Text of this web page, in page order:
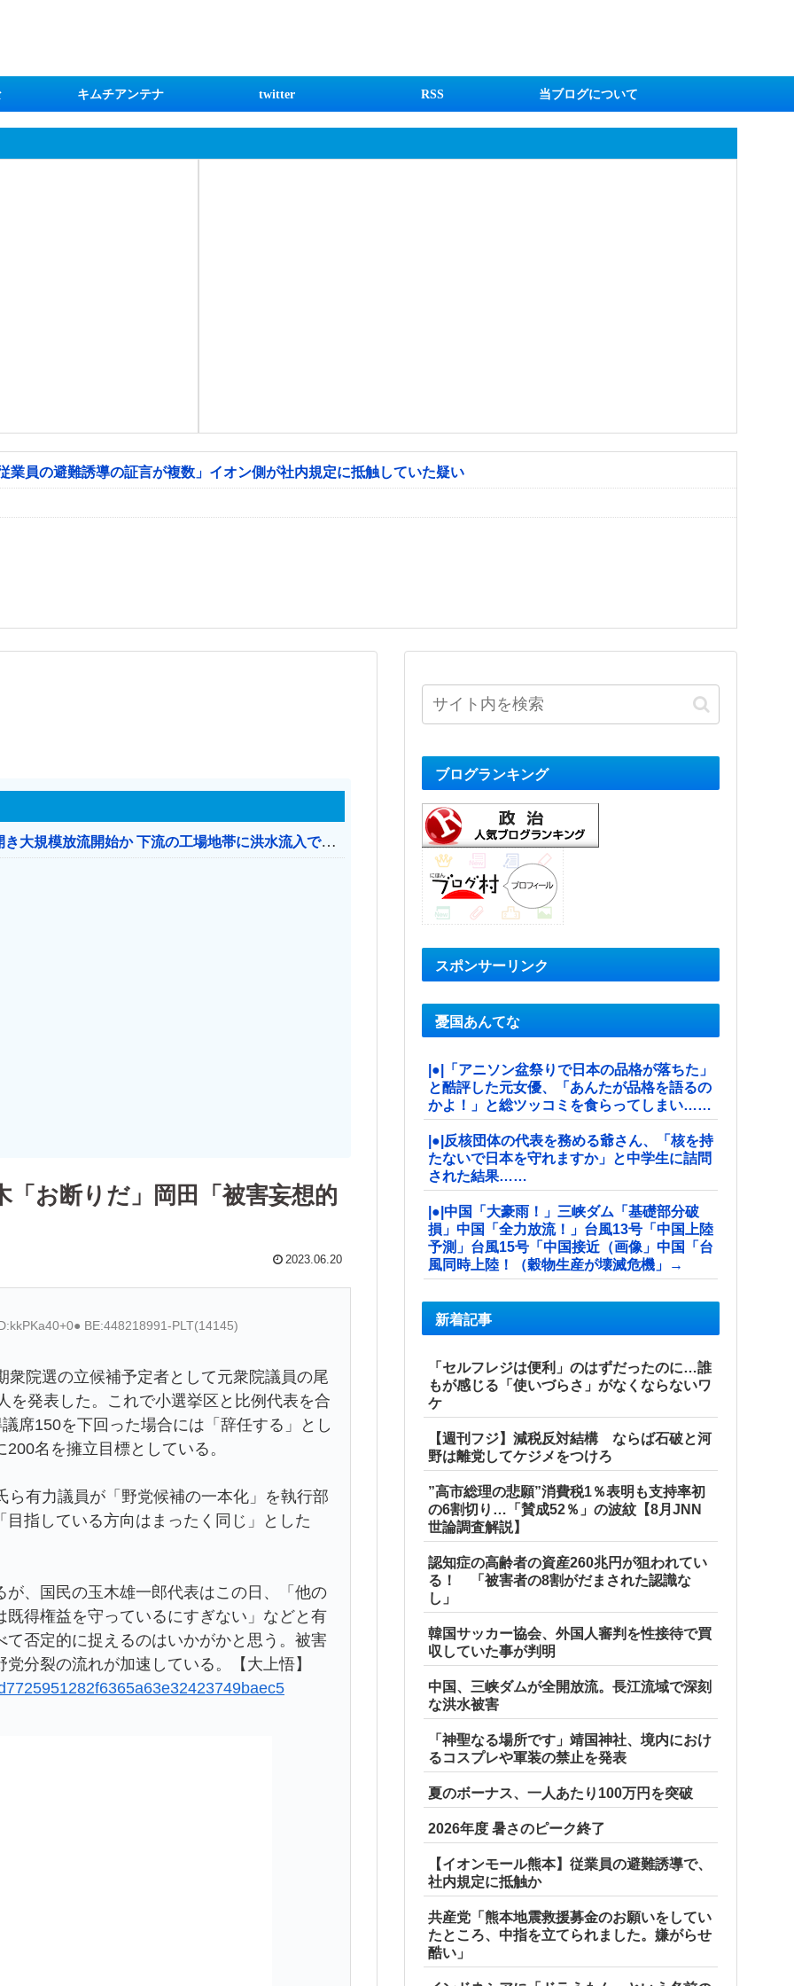
キムチアンテナ twitter RSS 当ブログについて
業員の避難誘導の証言が複数」イオン側が社内規定に抵触していた疑い
【おわった】 三峡ダム、豪雨で13基の水門を開き大規模放流開始か 下流の工場地帯に洪水流入で崩壊はじまる
お断りだ」岡田「被害妄想的
2023.06.20
BE:448218991-PLT(14145)
院選の立候補予定者として元衆院議員の尾
を発表した。これで小選挙区と比例代表を合
席150を下回った場合には「辞任する」とし
名を擁立目標としている。
有力議員が「野党候補の一本化」を執行部
指している方向はまったく同じ」とした
、国民の玉木雄一郎代表はこの日、「他の
得権益を守っているにすぎない」などと有
否定的に捉えるのはいかがかと思う。被害
分裂の流れが加速している。【大上悟】
ブログランキング
スポンサーリンク
憂国あんてな
|●|「アニソン盆祭りで日本の品格が落ちた」
と酷評した元女優、「あんたが品格を語るの
かよ！」と総ツッコミを食らってしまい……
|●|反核団体の代表を務める爺さん、「核を持
たないで日本を守れますか」と中学生に詰問
された結果……
|●|中国「大豪雨！」三峡ダム「基礎部分破
損」中国「全力放流！」台風13号「中国上陸
予測」台風15号「中国接近（画像」中国「台
風同時上陸！（穀物生産が壊滅危機」→
新着記事
「セルフレジは便利」のはずだったのに…誰
もが感じる「使いづらさ」がなくならないワ
ケ
【週刊フジ】減税反対結構 ならば石破と河
野は離党してケジメをつけろ
”高市総理の悲願”消費税1％表明も支持率初
の6割切り…「賛成52％」の波紋【8月JNN
世論調査解説】
認知症の高齢者の資産260兆円が狙われてい
る！ 「被害者の8割がだまされた認識な
し」
韓国サッカー協会、外国人審判を性接待で買
収していた事が判明
中国、三峡ダムが全開放流。長江流域で深刻
な洪水被害
「神聖なる場所です」靖国神社、境内におけ
るコスプレや軍装の禁止を発表
夏のボーナス、一人あたり100万円を突破
2026年度 暑さのピーク終了
【イオンモール熊本】従業員の避難誘導で、
社内規定に抵触か
共産党「熊本地震救援募金のお願いをしてい
たところ、中指を立てられました。嫌がらせ
酷い」